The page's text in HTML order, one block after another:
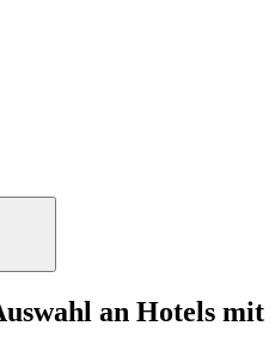
an Hotels mit